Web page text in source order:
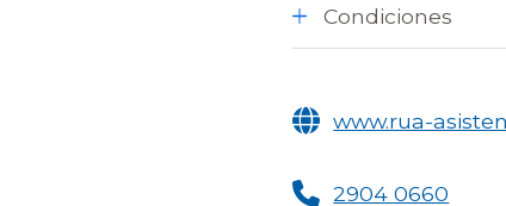
Condiciones
www.rua-
2904 0660